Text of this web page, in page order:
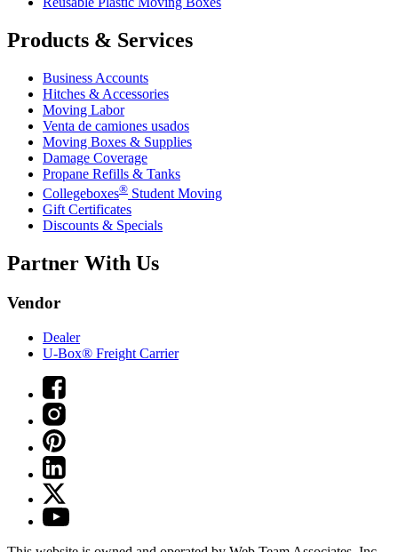
Products & Services
Business Accounts
Hitches & Accessories
Moving Labor
Venta de camiones usados
Moving Boxes & Supplies
Damage Coverage
Propane Refills & Tanks
Collegeboxes® Student Moving
Gift Certificates
Discounts & Specials
Partner With Us
Vendor
Dealer
U-Box® Freight Carrier